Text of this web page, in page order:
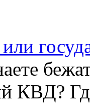
КВД?